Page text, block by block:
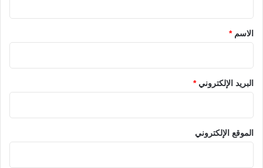
*الاسم*
البريد الإلكتروني*
الموقع الإلكتروني